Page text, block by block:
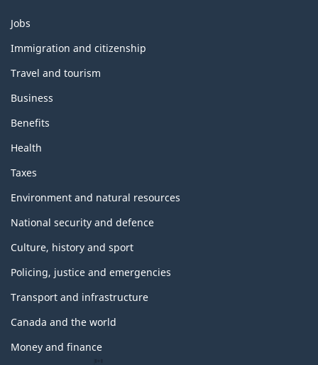
Themes
topics
Jobs
Immigration and citizenship
Travel and tourism
Business
Benefits
Health
Taxes
Environment and natural resources
National security and defence
Culture, history and sport
Policing, justice and emergencies
Transport and infrastructure
Canada and the world
Money and finance